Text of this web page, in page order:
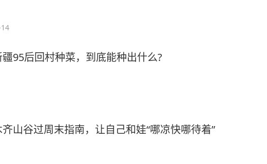
95后回村种菜，到底能种出什么?
山谷过周末指南，让自己和娃“哪凉快哪待着”